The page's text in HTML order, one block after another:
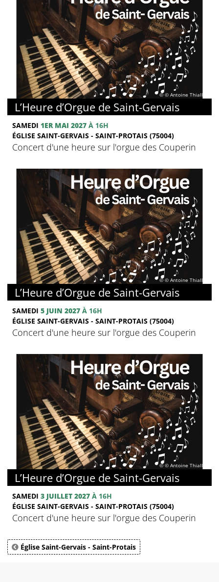
© © Antoine Thiallier
L’Heure d’Orgue de Saint-Gervais
SAMEDI 1ER MAI 2027 À 16H
ÉGLISE SAINT-GERVAIS - SAINT-PROTAIS (75004)
Concert d'une heure sur l'orgue des Couperin
© © Antoine Thiallier
L’Heure d’Orgue de Saint-Gervais
SAMEDI 5 JUIN 2027 À 16H
ÉGLISE SAINT-GERVAIS - SAINT-PROTAIS (75004)
Concert d'une heure sur l'orgue des Couperin
© © Antoine Thiallier
L’Heure d’Orgue de Saint-Gervais
SAMEDI 3 JUILLET 2027 À 16H
ÉGLISE SAINT-GERVAIS - SAINT-PROTAIS (75004)
Concert d'une heure sur l'orgue des Couperin
Église Saint-Gervais - Saint-Protais